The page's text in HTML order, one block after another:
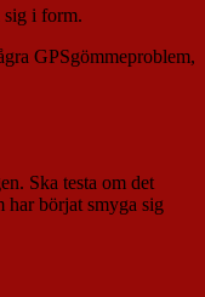
sig i form.
GPSgömmeproblem,
Ska testa om det
har börjat smyga sig